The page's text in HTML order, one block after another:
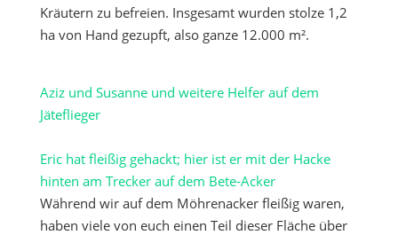
Kräutern zu befreien. Insgesamt wurden stolze 1,2
ha von Hand gezupft, also ganze 12.000 m².
Aziz und Susanne und weitere Helfer auf dem
Jäteflieger
Eric hat fleißig gehackt; hier ist er mit der Hacke
hinten am Trecker auf dem Bete-Acker
Während wir auf dem Möhrenacker fleißig waren,
haben viele von euch einen Teil dieser Fläche über